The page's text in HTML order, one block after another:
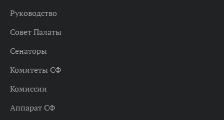
Руководство
Совет Палаты
Сенаторы
Комитеты СФ
Комиссии
Аппарат СФ